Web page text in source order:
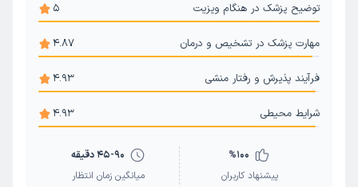
توضیح پزشک در هنگام ویزیت 5
مهارت پزشک در تشخیص و درمان 4.87
فرآیند پذیرش و رفتار منشی 4.93
شرایط محیطی 4.93
%100
پیشنهاد کاربران
45-90 دقیقه
میانگین زمان انتظار